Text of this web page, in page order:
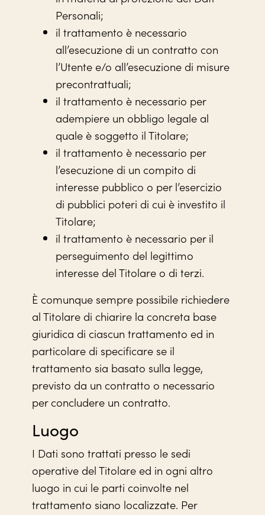
Personali;
il trattamento è necessario
all’esecuzione di un contratto con
l’Utente e/o all’esecuzione di misure
precontrattuali;
il trattamento è necessario per
adempiere un obbligo legale al
quale è soggetto il Titolare;
il trattamento è necessario per
l’esecuzione di un compito di
interesse pubblico o per l’esercizio
di pubblici poteri di cui è investito il
Titolare;
il trattamento è necessario per il
perseguimento del legittimo
interesse del Titolare o di terzi.
È comunque sempre possibile richiedere
al Titolare di chiarire la concreta base
giuridica di ciascun trattamento ed in
particolare di specificare se il
trattamento sia basato sulla legge,
previsto da un contratto o necessario
per concludere un contratto.
Luogo
I Dati sono trattati presso le sedi
operative del Titolare ed in ogni altro
luogo in cui le parti coinvolte nel
trattamento siano localizzate. Per